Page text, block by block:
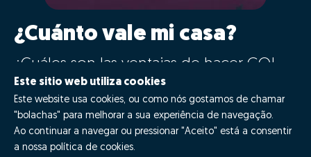
¿Cuánto vale mi casa?
¿Cuáles son las ventajas de hacer GO!
con Zome?
¡Di GO!
Este sitio web utiliza cookies
Este website usa cookies, ou como nós gostamos de chamar
"bolachas" para melhorar a sua experiência de navegação.
Ao continuar a navegar ou pressionar "Aceito" está a consentir
a nossa política de cookies.